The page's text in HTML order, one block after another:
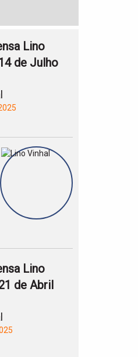
Lino
de Julho
Lino
de Abril